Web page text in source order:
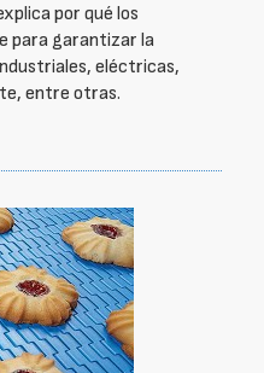
por qué los
para garantizar la
eléctricas,
entre otras.